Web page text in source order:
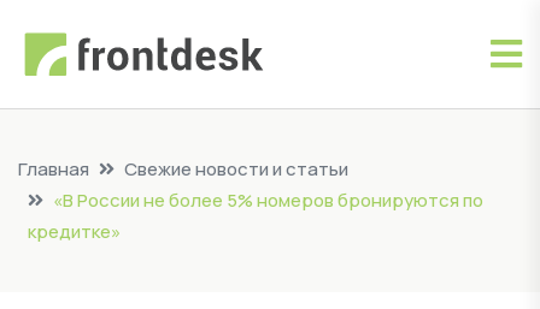
Главная
Свежие новости и статьи
«В России не более 5% номеров бронируются по
кредитке»